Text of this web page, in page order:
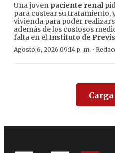
Una joven paciente renal
para costear su tratamiento,
vivienda para poder
además de los costosos
falta en elInstituto de
Agosto 6, 2026 09:14 p. m. ·